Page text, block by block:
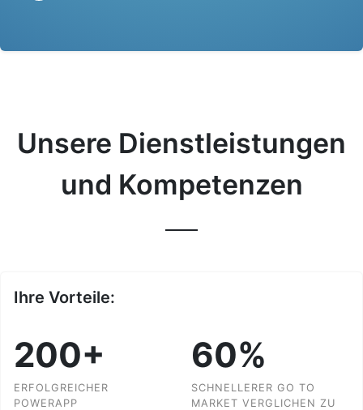
Unsere Dienstleistungen
und Kompetenzen
Ihre Vorteile:
200+
ERFOLGREICHER
POWERAPP
60%
SCHNELLERER GO TO
MARKET VERGLICHEN ZU